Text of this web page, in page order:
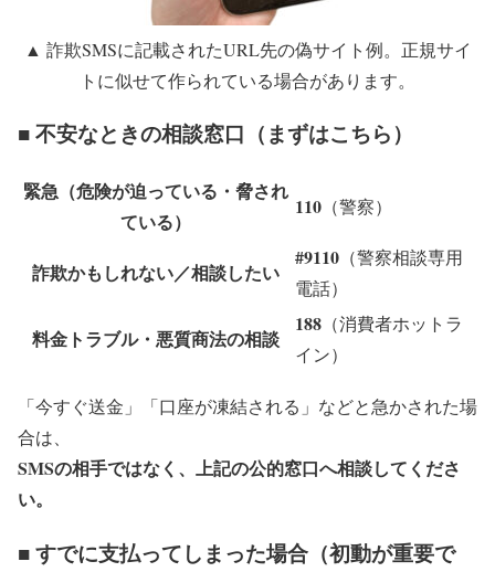
▲ 詐欺SMSに記載されたURL先の偽サイト例。正規サイ
トに似せて作られている場合があります。
■ 不安なときの相談窓口（まずはこちら）
緊急（危険が迫っている・脅され
ている）
110 （警察）
詐欺かもしれない／相談したい
#9110 （警察相談専用
電話）
料金トラブル・悪質商法の相談
188 （消費者ホットラ
イン）
「今すぐ送金」「口座が凍結される」などと急かされた場
合は、
SMSの相手ではなく、上記の公的窓口へ相談してくださ
い。
■ すでに支払ってしまった場合（初動が重要で